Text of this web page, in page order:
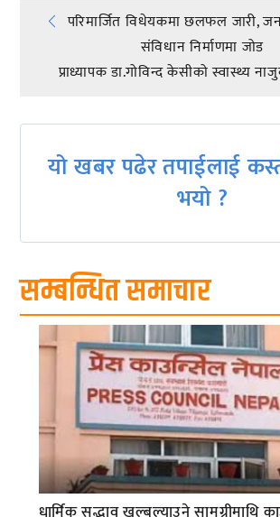
Post
navigation
परिमार्जित विधेयकमा छलफल जारी,
संविधान निर्माणमा जोड
प्राध्यापक डा.गोविन्द केसीको स्वास्थ्य
यो खबर पढेर तपाईलाई
भयो ?
सम्बन्धित समाचार